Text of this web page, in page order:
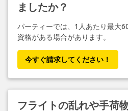
ましたか？
パーティーでは、1人あたり最大
資格がある場合があります。
今すぐ請求してください！
フライトの乱れや手荷